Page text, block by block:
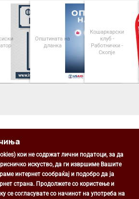
Општината на
дланка
Кошаркарски
клуб -
Работнички -
Скопје
Општина Центар
Цоков бр. 1, Скопје
кои не содржат лични податоци, за да
искуство, да ги извршиме Вашите
интернет сообраќај и подобро да ја
страна. Продолжете со користење и
се согласувате со начинот на употреба на